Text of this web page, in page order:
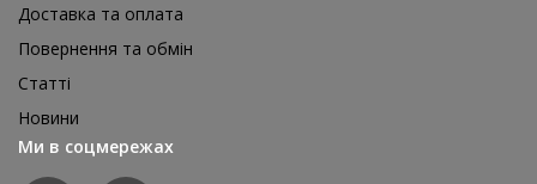
Доставка та оплата
Повернення та обмін
Статті
Новини
Ми в соцмережах